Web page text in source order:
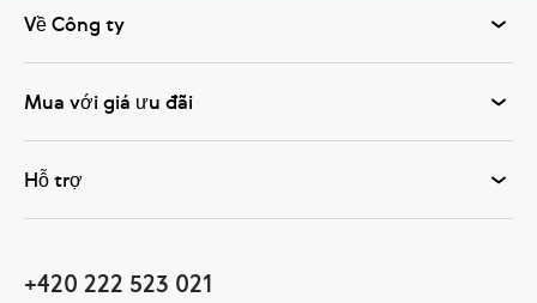
Về Công ty
Mua với giá ưu đãi
Hỗ trợ
+420 222 523 021